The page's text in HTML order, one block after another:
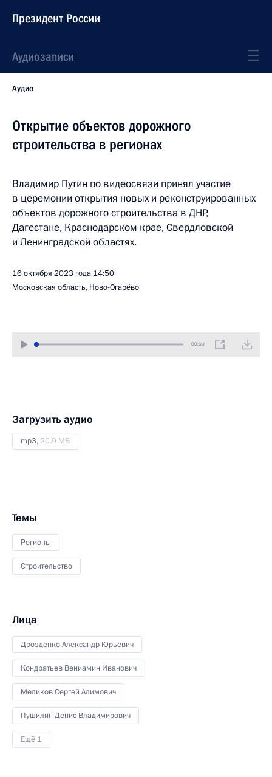
Президент России
Аудиозаписи
Аудио
Открытие объектов дорожного
строительства в регионах
Владимир Путин по видеосвязи принял участие
в церемонии открытия новых и реконструированных
объектов дорожного строительства в ДНР,
Дагестане, Краснодарском крае, Свердловской
и Ленинградской областях.
16 октября 2023 года 14:50
Московская область, Ново-Огарёво
00:00
Загрузить аудио
mp3, 20.0 МБ
Темы
Регионы
Строительство
Лица
Дрозденко Александр Юрьевич
Кондратьев Вениамин Иванович
Меликов Сергей Алимович
Пушилин Денис Владимирович
Ещё 1